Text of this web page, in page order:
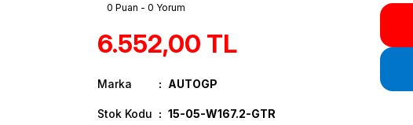
0 Puan - 0 Yorum
6.552,00 TL
Marka AUTOGP
Stok Kodu 15-05-W167.2-GTR